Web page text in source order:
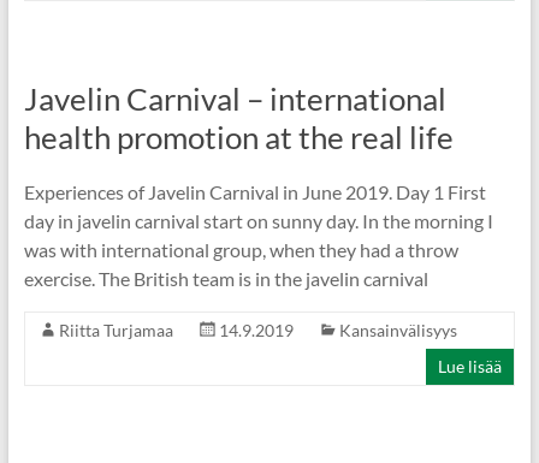
Javelin Carnival – international
health promotion at the real life
Experiences of Javelin Carnival in June 2019. Day 1 First
day in javelin carnival start on sunny day. In the morning I
was with international group, when they had a throw
exercise. The British team is in the javelin carnival
Riitta Turjamaa 14.9.2019
Kansainvälisyys
Lue lisää